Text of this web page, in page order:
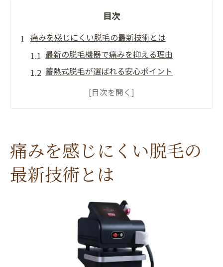
目次
痛みを感じにくい脱毛の最新技術とは
最新の脱毛機器で痛みを抑える理由
蓄熱式脱毛が選ばれる安心ポイント
脱毛で痛みの少なさを実現する仕組み
敏感肌でも安心な脱毛方法の選び方
痛みが苦手な方に合う脱毛施術の特徴
医療脱毛で敏感肌が安心できる理由
痛くない脱毛で叶える優しい肌ケア
脱毛で効果と優しさを両立するコツ
痛くない脱毛で高い効果を得る秘訣
痛みを感じにくい脱毛の
最新技術とは